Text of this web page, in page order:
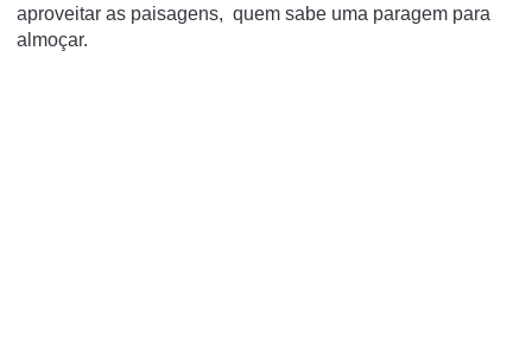
aproveitar as paisagens, quem sabe uma paragem para
almoçar.